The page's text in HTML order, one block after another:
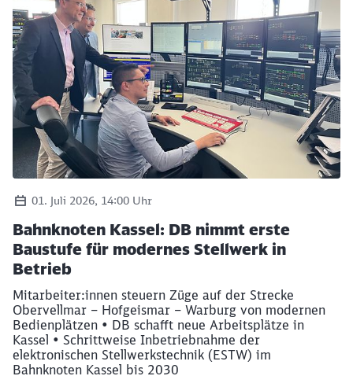
Bahnknoten Kassel: DB nimmt erste
Baustufe für modernes Stellwerk in
Betrieb
01. Juli 2026, 14:00 Uhr
Mitarbeiter:innen steuern Züge auf der Strecke
Obervellmar – Hofgeismar – Warburg von modernen
Bedienplätzen • DB schafft neue Arbeitsplätze in
Kassel • Schrittweise Inbetriebnahme der
elektronischen Stellwerkstechnik (ESTW) im
Bahnknoten Kassel bis 2030
Schließen
Möchten Sie zuweitergeleitet
werden?
Abbrechen